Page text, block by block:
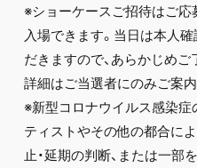
※ショーケースご招待はご
入場できます。当日は本人
だきますので、あらかじめ
詳細はご当選者にのみご案内
※新型コロナウイルス感染症
ティストやその他の都合に
止・延期の判断、または一部